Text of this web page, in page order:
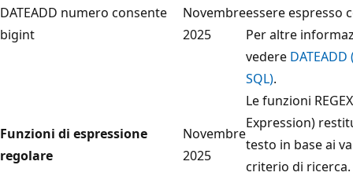
DATEADD numero consente
bigint
Novembre
2025
essere espresso
Per altre
vedere
SQL).
Funzioni di espressione
regolare
Novembre
2025
Le funzioni
Expression)
testo in base ai
criterio di ricerca.